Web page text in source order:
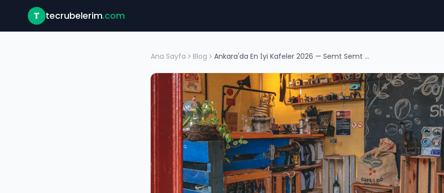
T tecrubelerim.com
Ana Sayfa Blog Ankara'da En İyi Kafeler 2026 — Semt Semt Rehber